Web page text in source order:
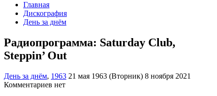
Главная
Дискография
День за днём
Радиопрограмма: Saturday Club,
Steppin’ Out
День за днём, 1963 21 мая 1963 (Вторник) 8 ноября 2021
Комментариев нет